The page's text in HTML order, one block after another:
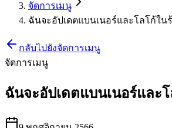
จัดการเมนู
ฉันจะอัปเดตแบนเนอร์และโลโก้ใน
กลับไปยังจัดการเมนู
จัดการเมนู
ฉันจะอัปเดตแบนเนอร์และ